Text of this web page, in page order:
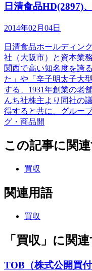
日清食品HD(2897)
2014年02月04日
日清食品ホールディン
社（大阪市）と資本業
関西で高い知名度を誇
た」や「辛子明太子大
する、1931年創業の老
んち社株主より同社の
得すると共に、グルー
グ・商品開
この記事に関
買収
関連用語
買収
「買収」に関
TOB（株式公開買